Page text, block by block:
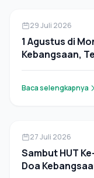
Pers Rilis
29 Juli 2026
1 Agustus di
Kebangsaan,
Baca selengkapnya
Pers Rilis
27 Juli 2026
Sambut HUT
Doa